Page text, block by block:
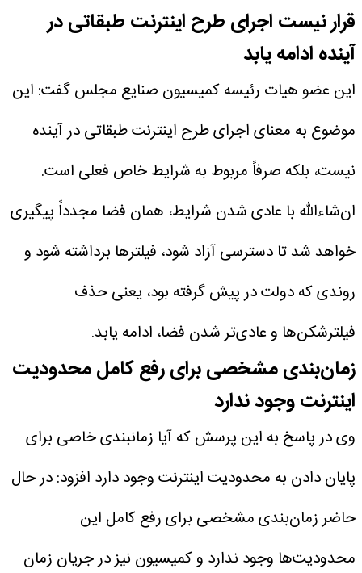
قرار نیست اجرای طرح اینترنت طبقاتی در
آینده ادامه یابد
این عضو هیات رئیسه کمیسیون صنایع مجلس گفت: این
موضوع به معنای اجرای طرح اینترنت طبقاتی در آینده
نیست، بلکه صرفاً مربوط به شرایط خاص فعلی است.
ان‌شاءالله با عادی شدن شرایط، همان فضا مجدداً پیگیری
خواهد شد تا دسترسی آزاد شود، فیلترها برداشته شود و
روندی که دولت در پیش گرفته بود، یعنی حذف
فیلترشکن‌ها و عادی‌تر شدن فضا، ادامه یابد.
زمان‌بندی مشخصی برای رفع کامل محدودیت
اینترنت وجود ندارد
وی در پاسخ به این پرسش که آیا زمانبندی خاصی برای
پایان دادن به محدودیت اینترنت وجود دارد افزود: در حال
حاضر زمان‌بندی مشخصی برای رفع کامل این
محدودیت‌ها وجود ندارد و کمیسیون نیز در جریان زمان